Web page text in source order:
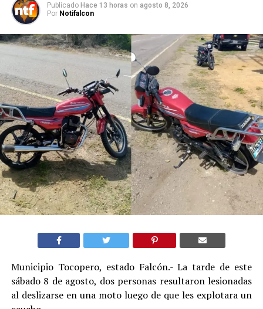
Publicado Hace 13 horas on agosto 8, 2026
Por Notifalcon
Municipio Tocopero, estado Falcón.- La tarde de este
sábado 8 de agosto, dos personas resultaron lesionadas
al deslizarse en una moto luego de que les explotara un